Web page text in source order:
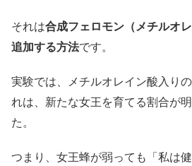
それは合成フェロモン（メチルオ
追加する方法です。
実験では、メチルオレイン酸入り
れは、新たな女王を育てる割合が
た。
つまり、女王蜂が弱っても「私は